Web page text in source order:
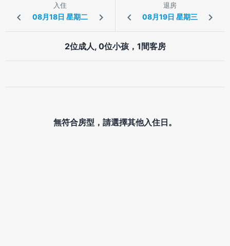
入住 退房
2位成人, 0位小孩，1間客房
無符合房型，請選擇其他入住日。